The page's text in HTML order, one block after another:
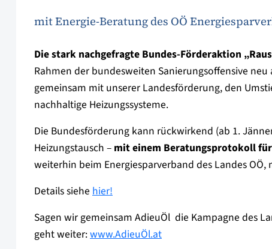
mit Energie-Beratung des OÖ
Die stark nachgefragte Bundes-Förderaktion
Rahmen der bundesweiten Sanierungsoffensive
gemeinsam mit unserer Landesförderung, den
nachhaltige Heizungssysteme.
Die Bundesförderung kann rückwirkend (ab 1.
Heizungstausch – mit einem Beratungsprotokoll
weiterhin beim Energiesparverband des Landes
Details siehe hier!
Sagen wir gemeinsam AdieuÖl  die Kampagne des
geht weiter:www.AdieuÖl.at